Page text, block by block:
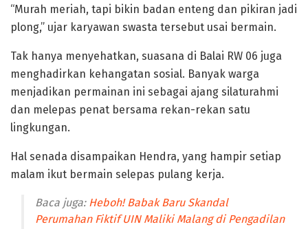
“Murah meriah, tapi bikin badan enteng dan pikiran jadi
plong,” ujar karyawan swasta tersebut usai bermain.
Tak hanya menyehatkan, suasana di Balai RW 06 juga
menghadirkan kehangatan sosial. Banyak warga
menjadikan permainan ini sebagai ajang silaturahmi
dan melepas penat bersama rekan-rekan satu
lingkungan.
Hal senada disampaikan Hendra, yang hampir setiap
malam ikut bermain selepas pulang kerja.
Baca juga: Heboh! Babak Baru Skandal
Perumahan Fiktif UIN Maliki Malang di Pengadilan